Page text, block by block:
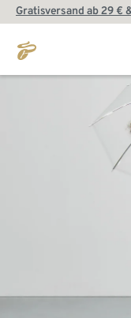
Gratisversand ab 29 €